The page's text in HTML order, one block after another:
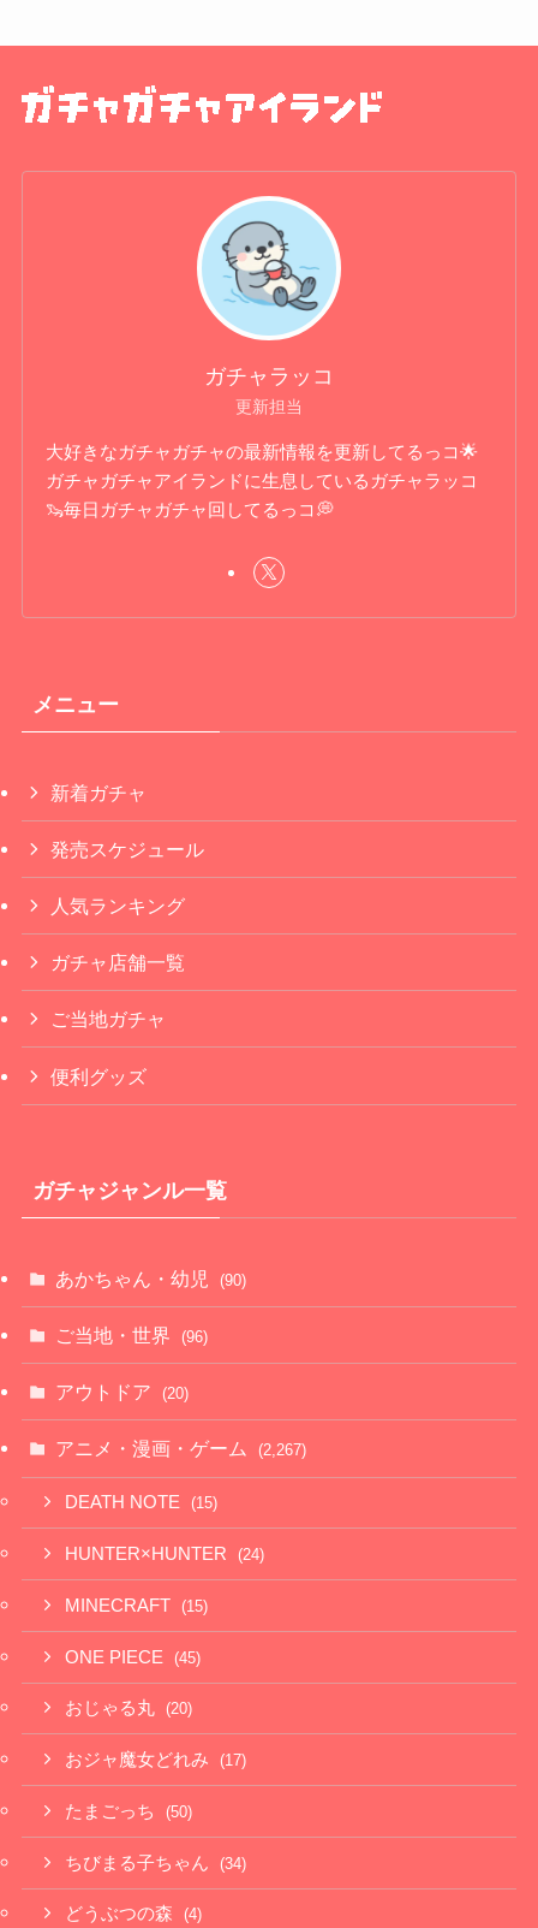
ガチャラッコ
更新担当
大好きなガチャガチャの最新情報を更新してるっコ🌟
ガチャガチャアイランドに生息しているガチャラッコ
🦦毎日ガチャガチャ回してるっコ💭
メニュー
新着ガチャ
発売スケジュール
人気ランキング
ガチャ店舗一覧
ご当地ガチャ
便利グッズ
ガチャジャンル一覧
あかちゃん・幼児 (90)
ご当地・世界 (96)
アウトドア (20)
アニメ・漫画・ゲーム (2,267)
DEATH NOTE (15)
HUNTER×HUNTER (24)
MINECRAFT (15)
ONE PIECE (45)
おじゃる丸 (20)
おジャ魔女どれみ (17)
たまごっち (50)
ちびまる子ちゃん (34)
どうぶつの森 (4)